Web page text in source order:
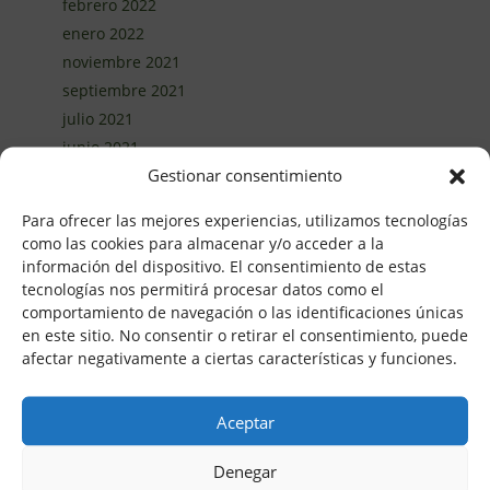
Gestionar consentimiento
Para ofrecer las mejores experiencias, utilizamos tecnologías
como las cookies para almacenar y/o acceder a la
información del dispositivo. El consentimiento de estas
tecnologías nos permitirá procesar datos como el
comportamiento de navegación o las identificaciones únicas
en este sitio. No consentir o retirar el consentimiento, puede
afectar negativamente a ciertas características y funciones.
Aceptar
Denegar
febrero 2022
enero 2022
noviembre 2021
septiembre 2021
julio 2021
junio 2021
febrero 2021
enero 2021
diciembre 2020
noviembre 2020
octubre 2020
septiembre 2020
agosto 2020